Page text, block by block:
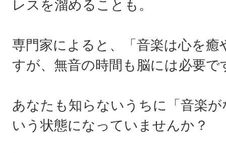
レスを溜めることも。
専門家によると、「音楽は心を
すが、無音の時間も脳には必要で
あなたも知らないうちに「音楽
いう状態になっていませんか？